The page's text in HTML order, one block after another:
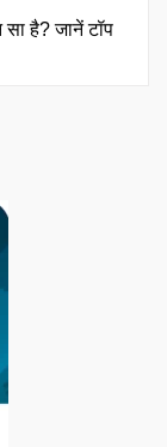
है? जानें टॉप